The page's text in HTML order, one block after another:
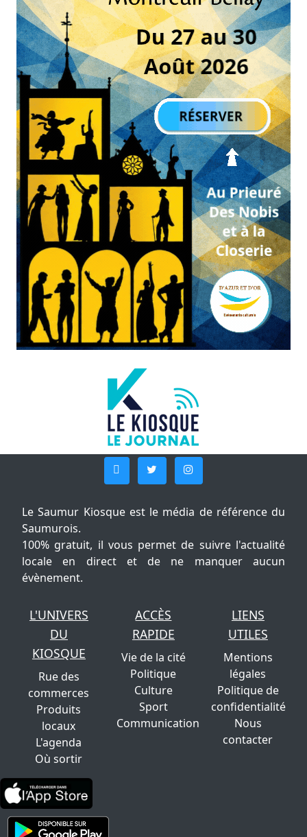
Le Saumur Kiosque est le média de référence du
Saumurois.
100% gratuit, il vous permet de suivre l'actualité
locale en direct et de ne manquer aucun
évènement.
L'UNIVERS
DU
KIOSQUE
Rue des
commerces
Produits
locaux
L'agenda
Où sortir
ACCÈS
RAPIDE
Vie de la cité
Politique
Culture
Sport
Communication
LIENS
UTILES
Mentions
légales
Politique de
confidentialité
Nous
contacter